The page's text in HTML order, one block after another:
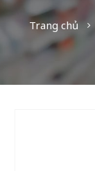
Trang chủ